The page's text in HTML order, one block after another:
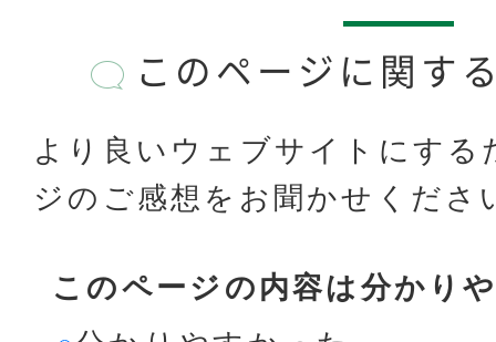
このページに関す
より良いウェブサイトにする
ジのご感想をお聞かせくださ
このページの内容は分かり